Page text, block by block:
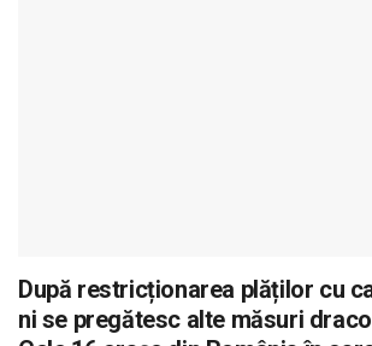
După restricționarea plăților cu
ni se pregătesc alte măsuri